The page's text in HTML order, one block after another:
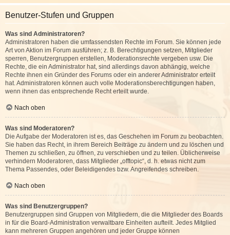
Benutzer-Stufen und Gruppen
Was sind Administratoren?
Administratoren haben die umfassendsten Rechte im Forum. Sie können jede
Art von Aktion im Forum ausführen; z. B. Berechtigungen setzen, Mitglieder
sperren, Benutzergruppen erstellen, Moderationsrechte vergeben usw. Die
Rechte, die ein Administrator hat, sind allerdings davon abhängig, welche
Rechte ihnen ein Gründer des Forums oder ein anderer Administrator erteilt
hat. Administratoren können auch volle Moderationsberechtigungen haben,
wenn ihnen das entsprechende Recht erteilt wurde.
Nach oben
Was sind Moderatoren?
Die Aufgabe der Moderatoren ist es, das Geschehen im Forum zu beobachten.
Sie haben das Recht, in ihrem Bereich Beiträge zu ändern und zu löschen und
Themen zu schließen, zu öffnen, zu verschieben und zu teilen. Üblicherweise
verhindern Moderatoren, dass Mitglieder „offtopic“, d. h. etwas nicht zum
Thema Passendes, oder Beleidigendes bzw. Angreifendes schreiben.
Nach oben
Was sind Benutzergruppen?
Benutzergruppen sind Gruppen von Mitgliedern, die die Mitglieder des Boards
in für die Board-Administration verwaltbare Einheiten aufteilt. Jedes Mitglied
kann mehreren Gruppen angehören und jeder Gruppe können